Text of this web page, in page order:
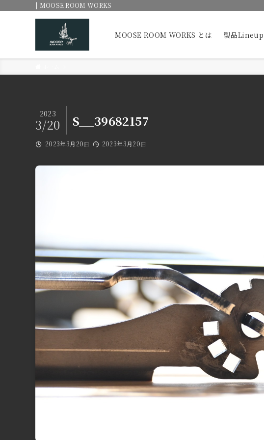
| MOOSE ROOM WORKS
MOOSE ROOM WORKS とは 製品Lineup
S__39682157
2023
3/20
2023年3月20日 2023年3月20日